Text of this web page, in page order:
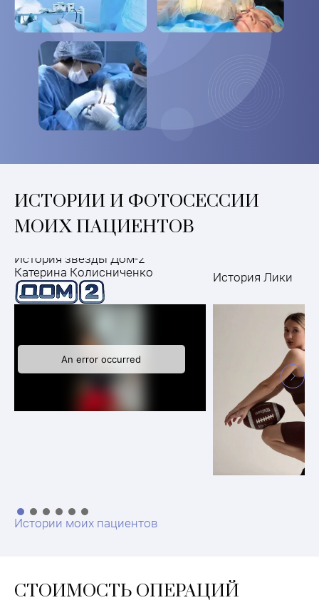
ИСТОРИИ И ФОТОСЕССИИ
МОИХ ПАЦИЕНТОВ
История звезды Дом-2
Катерина Колисниченко
История Лики
Истории моих пациентов
СТОИМОСТЬ ОПЕРАЦИЙ